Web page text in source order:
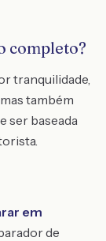
completo?
tranquilidade,
também
ser baseada
em
de